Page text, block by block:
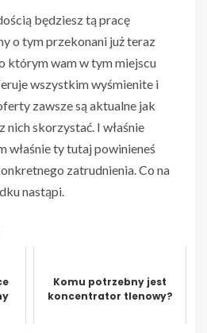
będziesz tą pracę
o tym przekonani już teraz
którym wam w tym miejscu
wszystkim wyśmienite i
zawsze są aktualne jak
nich skorzystać. I właśnie
właśnie ty tutaj powinieneś
zatrudnienia. Co na
nastąpi.
Komu potrzebny jest
koncentrator tlenowy?